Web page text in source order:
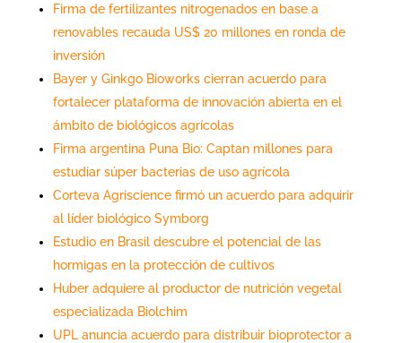
Firma de fertilizantes nitrogenados en base a
renovables recauda US$ 20 millones en ronda de
inversión
Bayer y Ginkgo Bioworks cierran acuerdo para
fortalecer plataforma de innovación abierta en el
ámbito de biológicos agrícolas
Firma argentina Puna Bio: Captan millones para
estudiar súper bacterias de uso agrícola
Corteva Agriscience firmó un acuerdo para adquirir
al líder biológico Symborg
Estudio en Brasil descubre el potencial de las
hormigas en la protección de cultivos
Huber adquiere al productor de nutrición vegetal
especializada Biolchim
UPL anuncia acuerdo para distribuir bioprotector a